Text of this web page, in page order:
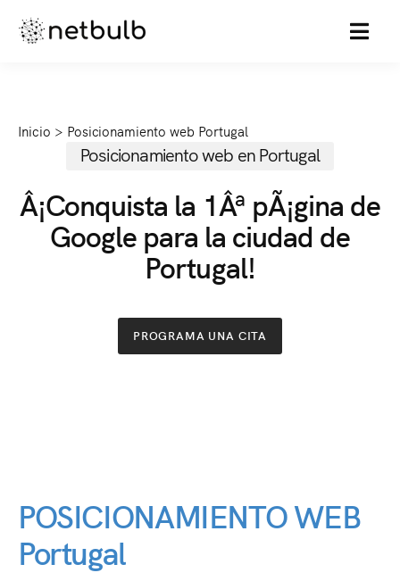
MENU
Inicio > Posicionamiento web Portugal
Posicionamiento web en Portugal
Â¡Conquista la 1Âª pÃ¡gina de
Google para la ciudad de
Portugal!
PROGRAMA UNA CITA
POSICIONAMIENTO WEB
Portugal